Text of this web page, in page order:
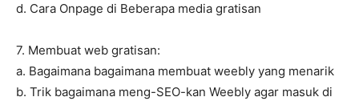
d. Cara Onpage di Beberapa media gratisan
7. Membuat web gratisan:
a. Bagaimana bagaimana membuat weebly yang menarik
b. Trik bagaimana meng-SEO-kan Weebly agar masuk di